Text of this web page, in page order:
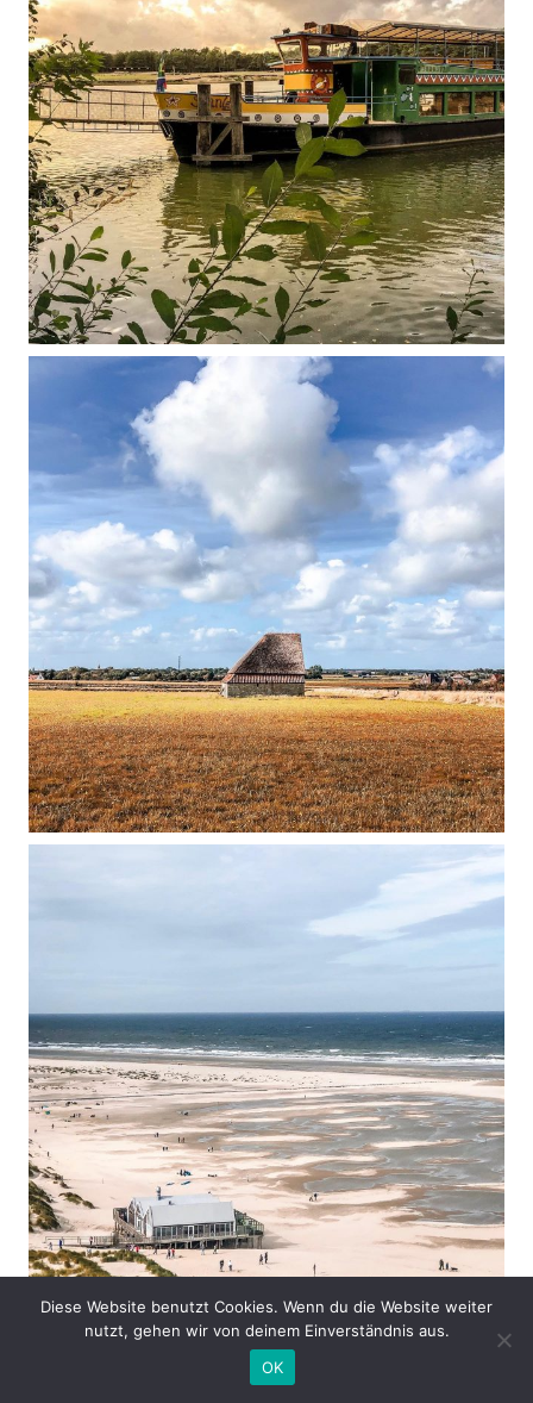
Diese Website benutzt Cookies. Wenn du die Website weiter
nutzt, gehen wir von deinem Einverständnis aus.
OK